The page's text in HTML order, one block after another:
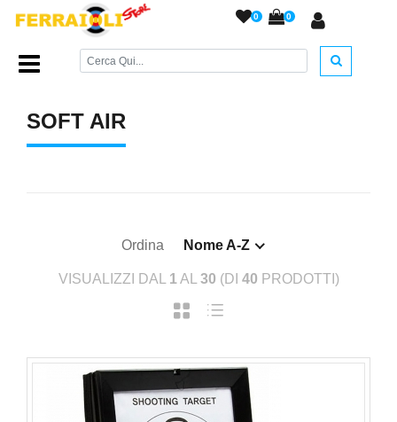
0 0
Home Page/TEMPO LIBERO/Soft air/
SOFT AIR
Ordina Nome A-Z
VISUALIZZI DAL 1 AL 30 (DI 40 PRODOTTI)